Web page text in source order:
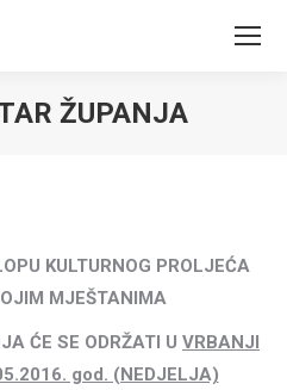
ŽUPANJA
KULTURNOG PROLJEĆA
MJEŠTANIMA
ĆE SE ODRŽATI U VRBANJI
god. (NEDJELJA)